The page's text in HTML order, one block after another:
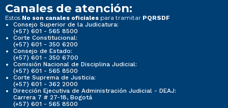
Canales de atención:
Estos No son canales oficiales para tramitar PQRSDF
Consejo Superior de la Judicatura:
(+57) 601 - 565 8500
Corte Constitucional:
(+57) 601 - 350 6200
Consejo de Estado:
(+57) 601 - 350 6700
Comisión Nacional de Disciplina Judicial:
(+57) 601 - 565 8500
Corte Suprema de Justicia:
(+57) 601 - 362 2000
Dirección Ejecutiva de Administración Judicial - DEAJ:
Carrera 7 # 27-18, Bogotá
(+57) 601 - 565 8500